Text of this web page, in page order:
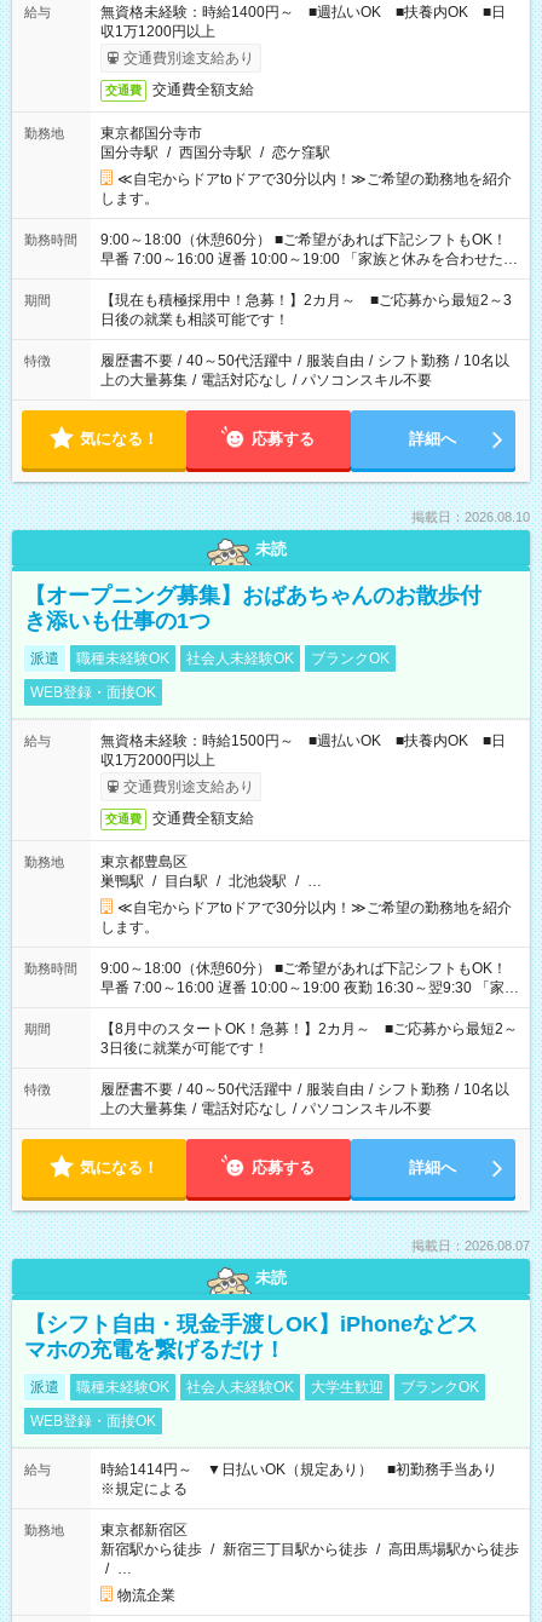
給与
無資格未経験：時給1400円～ ■週払いOK ■扶養内OK ■日
収1万1200円以上
交通費別途支給あり
交通費 交通費全額支給
勤務地
東京都国分寺市
国分寺駅 / 西国分寺駅 / 恋ケ窪駅
≪自宅からドアtoドアで30分以内！≫ご希望の勤務地を紹介
します。
勤務時間
9:00～18:00（休憩60分） ■ご希望があれば下記シフトもOK！
早番 7:00～16:00 遅番 10:00～19:00 「家族と休みを合わせた
い」 「余裕を持って夕飯の準備がしたい」 「できれば残業はし
たくない」 など、ご希望を教えてくださいね。 ※Wワーク希望
の方へ 今ご覧のお仕事で希望する勤務時間と、もう1つのお仕事
の勤務時間。 合計で週40時間を超える場合は応募できません。
期間
【現在も積極採用中！急募！】2カ月～ ■ご応募から最短2～3
日後の就業も相談可能です！
特徴 履歴書不要 / 40～50代活躍中 / 服装自由 / シフト勤務 / 10名以
上の大量募集 / 電話対応なし / パソコンスキル不要
気になる！ 応募する 詳細へ
掲載日：2026.08.10
未読
【オープニング募集】おばあちゃんのお散歩付
き添いも仕事の1つ
派遣 職種未経験OK 社会人未経験OK
ブランクOK
WEB登録・面接OK
給与
無資格未経験：時給1500円～ ■週払いOK ■扶養内OK ■日
収1万2000円以上
交通費別途支給あり
交通費 交通費全額支給
勤務地
東京都豊島区
巣鴨駅 / 目白駅 / 北池袋駅 / …
≪自宅からドアtoドアで30分以内！≫ご希望の勤務地を紹介
します。
勤務時間
9:00～18:00（休憩60分） ■ご希望があれば下記シフトもOK！
早番 7:00～16:00 遅番 10:00～19:00 夜勤 16:30～翌9:30 「家族
と休みを合わせたい」 「余裕を持って夕飯の準備がしたい」
「できれば残業はしたくない」 など、ご希望を教えてください
ね。 ※Wワーク希望の方へ 今ご覧のお仕事で希望する勤務時間
と、もう1つのお仕事の勤務時間。 合計で週40時間を超える場
合は応募できません。
期間
【8月中のスタートOK！急募！】2カ月～ ■ご応募から最短2～
3日後に就業が可能です！
特徴 履歴書不要 / 40～50代活躍中 / 服装自由 / シフト勤務 / 10名以
上の大量募集 / 電話対応なし / パソコンスキル不要
気になる！ 応募する 詳細へ
掲載日：2026.08.07
未読
【シフト自由・現金手渡しOK】iPhoneなどス
マホの充電を繋げるだけ！
派遣 職種未経験OK 社会人未経験OK 大学生歓迎
ブランクOK
WEB登録・面接OK
給与
時給1414円～ ▼日払いOK（規定あり） ■初勤務手当あり
※規定による
勤務地
東京都新宿区
新宿駅から徒歩 / 新宿三丁目駅から徒歩 / 高田馬場駅から徒歩
/ …
物流企業